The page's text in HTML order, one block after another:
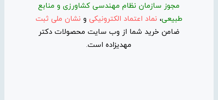
مجوز سازمان نظام مهندسی کشاورزی و منابع
طبیعی، نماد اعتماد الکترونیکی و نشان ملی ثبت
ضامن خرید شما از وب سایت محصولات دکتر
مهدیزاده است.